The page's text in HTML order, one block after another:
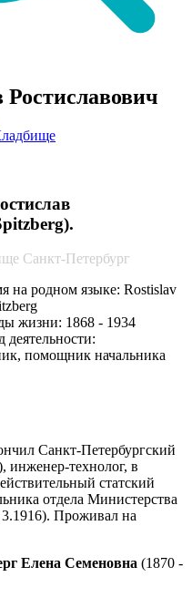
Санкт-Петербург
на родном языке: Rostislav
жизни: 1868 - 1934
деятельности:
помощник начальника
Санкт-Петербургский
инженер-технолог, в
статский
отдела Министерства
Проживал на
Елена Семеновна (1870 -